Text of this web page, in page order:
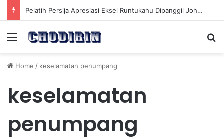
Pelatih Persija Apresiasi Eksel Runtukahu Dipanggil John Herdman, Pemain Asing Jadi Cadangan
Menu
Home / keselamatan penumpang
keselamatan
penumpang